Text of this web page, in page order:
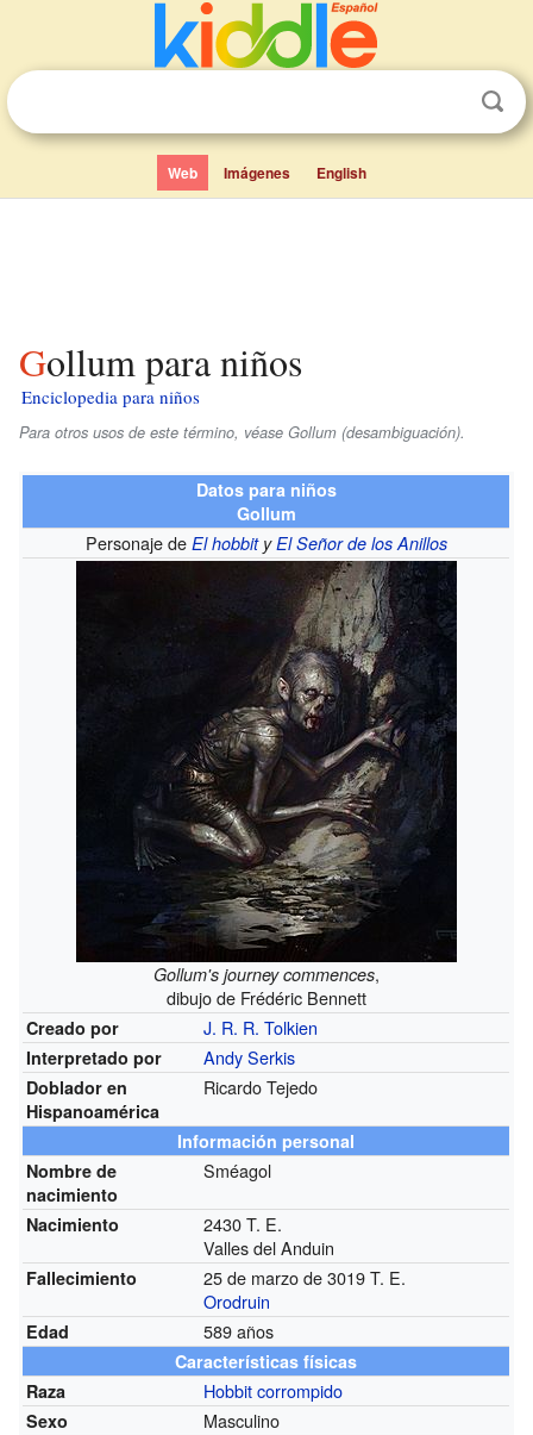
Web Imágenes English
Gollum para niños
Enciclopedia para niños
Para otros usos de este término, véase Gollum (desambiguación).
Datos para niños
Gollum
Personaje de El hobbityEl Señor de los Anillos
Gollum's journey commences,
dibujo de Frédéric Bennett
Creado por J. R. R. Tolkien
Interpretado por Andy Serkis
Doblador en
Hispanoamérica
Ricardo Tejedo
Información personal
Nombre de
nacimiento
Sméagol
Nacimiento
2430 T. E.
Valles del Anduin
Fallecimiento
25 de marzo de 3019 T. E.
Orodruin
Edad 589 años
Características físicas
Raza
Hobbit corrompido
Sexo Masculino